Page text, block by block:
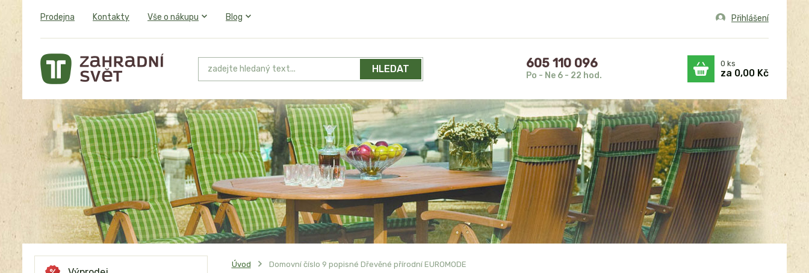
Prodejna Kontakty Vše o nákupu Blog Přihlášení
HLEDAT 605 110 096
Po - Ne 6 - 22 hod.
0 ks
za 0,00 Kč
Úvod Domovní číslo 9 popisné Dřevěné přírodní EUROMODE